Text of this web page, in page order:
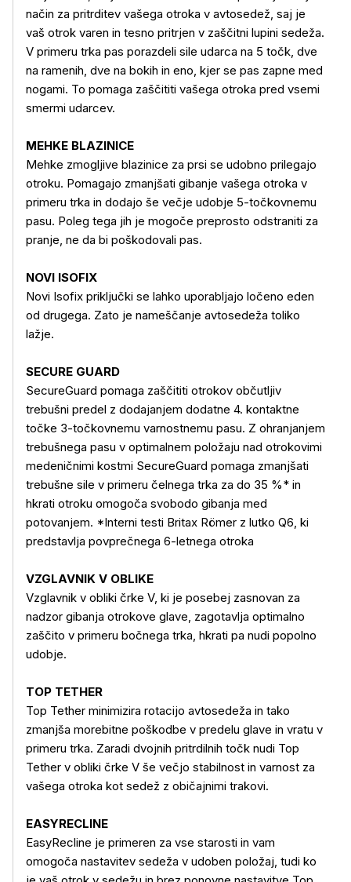
Več o izdelku
način za pritrditev vašega otroka v avtosedež, saj je
vaš otrok varen in tesno pritrjen v zaščitni lupini sedeža.
V primeru trka pas porazdeli sile udarca na 5 točk, dve
na ramenih, dve na bokih in eno, kjer se pas zapne med
nogami. To pomaga zaščititi vašega otroka pred vsemi
smermi udarcev.
MEHKE BLAZINICE
Mehke zmogljive blazinice za prsi se udobno prilegajo
otroku. Pomagajo zmanjšati gibanje vašega otroka v
primeru trka in dodajo še večje udobje 5-točkovnemu
pasu. Poleg tega jih je mogoče preprosto odstraniti za
pranje, ne da bi poškodovali pas.
NOVI ISOFIX
Novi Isofix priključki se lahko uporabljajo ločeno eden
od drugega. Zato je nameščanje avtosedeža toliko
lažje.
SECURE GUARD
SecureGuard pomaga zaščititi otrokov občutljiv
trebušni predel z dodajanjem dodatne 4. kontaktne
točke 3-točkovnemu varnostnemu pasu. Z ohranjanjem
trebušnega pasu v optimalnem položaju nad otrokovimi
medeničnimi kostmi SecureGuard pomaga zmanjšati
trebušne sile v primeru čelnega trka za do 35 %* in
hkrati otroku omogoča svobodo gibanja med
potovanjem. *Interni testi Britax Römer z lutko Q6, ki
predstavlja povprečnega 6-letnega otroka
VZGLAVNIK V OBLIKE
Vzglavnik v obliki črke V, ki je posebej zasnovan za
nadzor gibanja otrokove glave, zagotavlja optimalno
zaščito v primeru bočnega trka, hkrati pa nudi popolno
udobje.
TOP TETHER
Top Tether minimizira rotacijo avtosedeža in tako
zmanjša morebitne poškodbe v predelu glave in vratu v
primeru trka. Zaradi dvojnih pritrdilnih točk nudi Top
Tether v obliki črke V še večjo stabilnost in varnost za
vašega otroka kot sedež z običajnimi trakovi.
EASYRECLINE
EasyRecline je primeren za vse starosti in vam
omogoča nastavitev sedeža v udoben položaj, tudi ko